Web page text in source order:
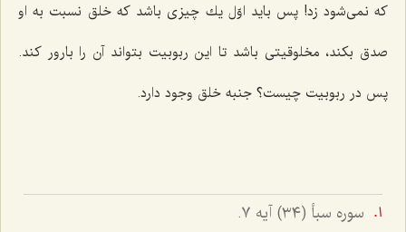
كه نمی‌شود زد! پس باید اوّل یك چیزی باشد كه خلق نسبت به او
صدق بكند، مخلوقیتی باشد تا این ربوبیت بتواند آن را بارور كند.
پس در ربوبیت چیست؟ جنبه خلق وجود دارد.
سوره سبأ (٣٤) آيه ٧.